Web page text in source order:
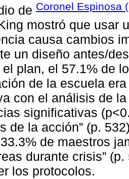
de Coronel Espinosa
mostró que usar
causa cambios
un diseño antes/
plan, el 57.1% de
de la escuela
con el análisis de
significativas
de la acción” (͏p.
33͏.3% de maestros
durante͏ crisis”
los protocolos.